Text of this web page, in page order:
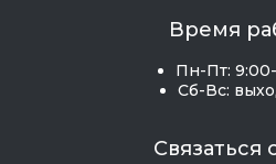
Время
Пн-Пт:
Сб-Вс:
Связаться